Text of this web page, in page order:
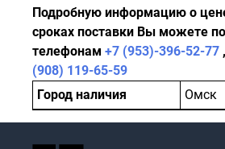
Подробную информацию о
сроках поставки Вы можете
телефонам +7 (953)-396-52-77 ,
(908) 119-65-59
Город наличия
Омск